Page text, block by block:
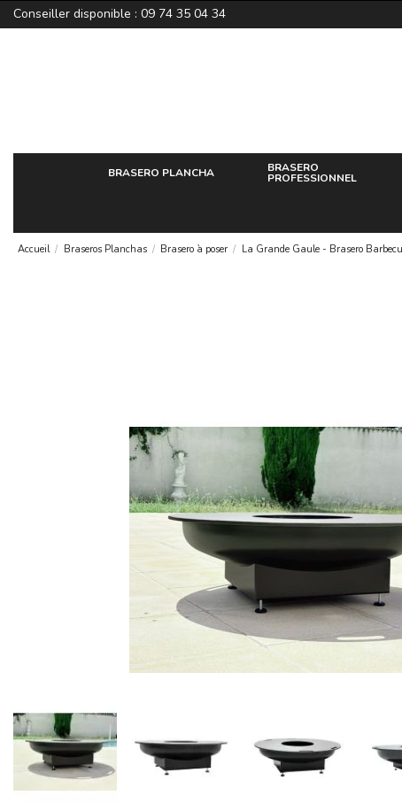
Conseiller disponible : 09 74 35 04 34
BRASERO PLANCHA BRASERO
PROFESSIONNEL
Accueil Braseros Planchas Brasero à poser La Grande Gaule - Brasero